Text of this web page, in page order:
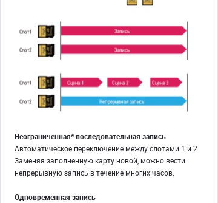
Неограниченная* последовательная запись
Автоматическое переключение между слотами 1 и 2.
Заменяя заполненную карту новой, можно вести
непрерывную запись в течение многих часов.
Одновременная запись